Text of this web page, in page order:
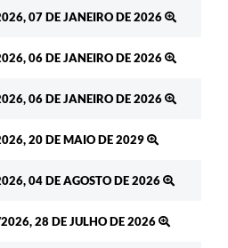
07 DE JANEIRO DE 2026
06 DE JANEIRO DE 2026
06 DE JANEIRO DE 2026
20 DE MAIO DE 2029
04 DE AGOSTO DE 2026
28 DE JULHO DE 2026